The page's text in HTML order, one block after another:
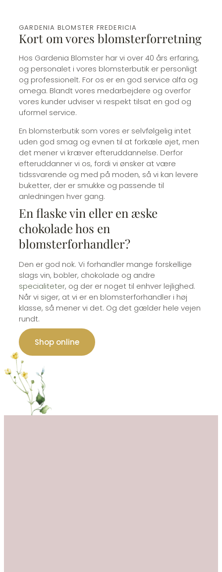
GARDENIA BLOMSTER FREDERICIA
Kort om vores blomsterforretning
Hos Gardenia Blomster har vi over 40 års erfaring,
og personalet i vores blomsterbutik er personligt
og professionelt. For os er en god service alfa og
omega. Blandt vores medarbejdere og overfor
vores kunder udviser vi respekt tilsat en god og
uformel service.
En blomsterbutik som vores er selvfølgelig intet
uden god smag og evnen til at forkæle øjet, men
det mener vi kræver efteruddannelse. Derfor
efteruddanner vi os, fordi vi ønsker at være
tidssvarende og med på moden, så vi kan levere
buketter, der er smukke og passende til
anledningen hver gang.
En flaske vin eller en æske
chokolade hos en
blomsterforhandler?
Den er god nok. Vi forhandler mange forskellige
slags vin, bobler, chokolade og andre
specialiteter, og der er noget til enhver lejlighed.
Når vi siger, at vi er en blomsterforhandler i høj
klasse, så mener vi det. Og det gælder hele vejen
rundt.
Shop online